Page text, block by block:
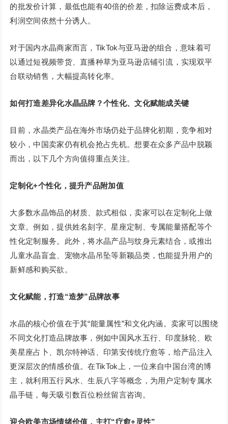
的批发价计算，最低也能有40倍的价差，扣除运费成本后，
利润空间依然十分诱人。
对于国内水晶商家而言，TikTok与亚马逊的组合，意味着可
以通过短视频带货、直播种草为亚马逊店铺引流，实现双平
台联动销售，大幅提高转化率。
如何打造差异化水晶品牌？个性化、文化赋能成关键
目前，水晶类产品在海外市场仍处于品牌化初期，竞争相对
较小，中国卖家仍有机会抢占先机。想要在众多产品中脱颖
而出，以下几个方向值得重点关注。
定制化+个性化，提升产品附加值
大多数水晶饰品的材质、款式相似，卖家可以在定制化上做
文章。例如，提供姓名刻字、星座定制、专属能量搭配等个
性化定制服务。此外，将水晶产品与纹身元素结合，或推出
儿童水晶盲盒、宠物水晶吊坠等新颖品类，也能提升用户的
新鲜感和购买欲。
文化赋能，打造“造梦”品牌故事
水晶的核心价值在于其“能量属性”和文化内涵。卖家可以围绕
不同文化打造品牌故事，例如中国风水五行、印度脉轮、欧
美星座占卜、凯尔特神话、印第安传统疗愈等，给产品注入
更深层次的情感价值。在TikTok上，一位来自中国台湾的博
主，就利用五行风水、生辰八字等概念，为用户定制专属水
晶手链，每天吸引数百位粉丝留言咨询。
迎合欧美市场情绪价值，主打“疗愈+灵性”